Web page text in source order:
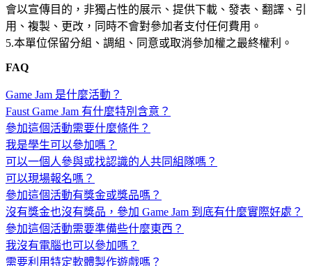
會以宣傳目的，非獨占性的展示、提供下載、發表、翻譯、引
用、複製、更改，同時不會對參加者支付任何費用。
5.本單位保留分組、調組、同意或取消參加權之最終權利。
FAQ
Game Jam 是什麼活動？
Faust Game Jam 有什麼特別含意？
參加這個活動需要什麼條件？
我是學生可以參加嗎？
可以一個人參與或找認識的人共同組隊嗎？
可以現場報名嗎？
參加這個活動有獎金或獎品嗎？
沒有獎金也沒有獎品，參加 Game Jam 到底有什麼實際好處？
參加這個活動需要準備些什麼東西？
我沒有電腦也可以參加嗎？
需要利用特定軟體製作遊戲嗎？